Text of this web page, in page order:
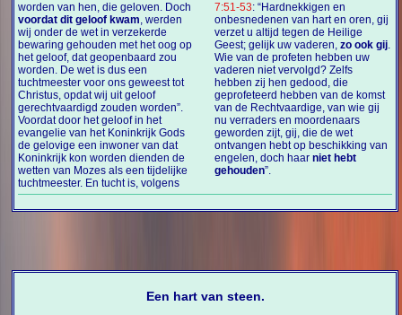
worden van hen, die geloven. Doch
voordat dit geloof kwam, werden
wij onder de wet in verzekerde
bewaring gehouden met het oog op
het geloof, dat geopenbaard zou
worden. De wet is dus een
tuchtmeester voor ons geweest tot
Christus, opdat wij uit geloof
gerechtvaardigd zouden worden”.
Voordat door het geloof in het
evangelie van het Koninkrijk Gods
de gelovige een inwoner van dat
Koninkrijk kon worden dienden de
wetten van Mozes als een tijdelijke
tuchtmeester. En tucht is, volgens
7:51-53: “Hardnekkigen en
onbesnedenen van hart en oren, gij
verzet u altijd tegen de Heilige
Geest; gelijk uw vaderen, zo ook gij.
Wie van de profeten hebben uw
vaderen niet vervolgd? Zelfs
hebben zij hen gedood, die
geprofeteerd hebben van de komst
van de Rechtvaardige, van wie gij
nu verraders en moordenaars
geworden zijt, gij, die de wet
ontvangen hebt op beschikking van
engelen, doch haar niet hebt
gehouden”.
Een hart van steen.